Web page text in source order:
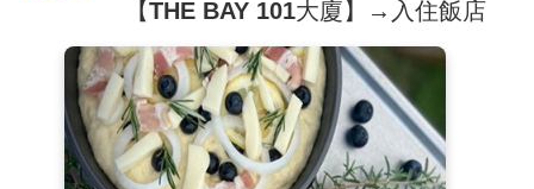
被稱為「皇南大路」的巷子，現在的名字是皇南洞與首
路」。由傳統韓屋改建而成的餐廳、咖啡廳、照相館與
商店林立，廣受MZ世代年輕人的支持與喜愛，街頭與
建築處處洋溢著年輕人喜歡的新復古氛圍。
【THE BAY 101大廈】→入住飯店